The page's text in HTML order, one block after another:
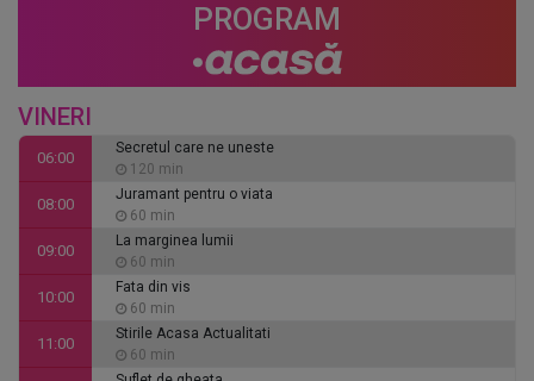
PROGRAM
VINERI
06:00
Secretul care ne uneste
120 min
08:00
Juramant pentru o viata
60 min
09:00
La marginea lumii
60 min
10:00
Fata din vis
60 min
11:00
Stirile Acasa Actualitati
60 min